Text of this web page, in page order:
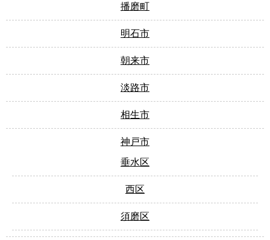
播磨町
明石市
朝来市
淡路市
相生市
神戸市
垂水区
西区
須磨区